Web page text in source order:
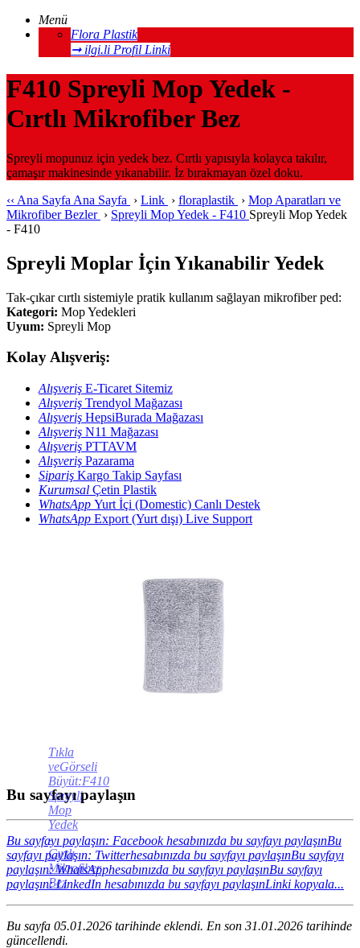
Menü
Flora Plastik
➞ ilgi.li Profil Linki
F410 Spreyli Mop Yedek -
Cırtlı Mikrofiber Bez
Spreyli mopunuz için yedek bez. Cırtlı yapısıyla kolayca takılır,
çamaşır makinesinde yıkanabilir. İz bırakmayan özel doku.
‹‹ Ana Sayfa Ana Sayfa › Link › floraplastik › Mop Aparatları ve
Mikrofiber Bezler › Spreyli Mop Yedek - F410 Spreyli Mop Yedek
- F410
Spreyli Moplar İçin Yıkanabilir Yedek
Tak-çıkar cırtlı sistemiyle pratik kullanım sağlayan mikrofiber ped:
Kategori: Mop Yedekleri
Uyum: Spreyli Mop
Kolay Alışveriş:
Alışveriş E-Ticaret Sitemiz
Alışveriş Trendyol Mağazası
Alışveriş HepsiBurada Mağazası
Alışveriş N11 Mağazası
Alışveriş PTTAVM
Alışveriş Pazarama
Sipariş Kargo Takip Sayfası
Kurumsal Çetin Plastik
WhatsApp Yurt İçi (Domestic) Canlı Destek
WhatsApp Export (Yurt dışı) Live Support
Tıkla
veGörseli
Büyüt:F410
Spreyli
Mop
Yedek
-
Cırtlı
Mikrofiber
Bez
Bu sayfayı paylaşın
Bu sayfayı paylaşın: Facebook hesabınızda bu sayfayı paylaşınBu
sayfayı paylaşın: Twitterhesabınızda bu sayfayı paylaşınBu sayfayı
paylaşın: WhatsApphesabınızda bu sayfayı paylaşınBu sayfayı
paylaşın: LinkedIn hesabınızda bu sayfayı paylaşınLinki kopyala...
Bu sayfa 05.01.2026 tarihinde eklendi. En son 31.01.2026 tarihinde
güncellendi.